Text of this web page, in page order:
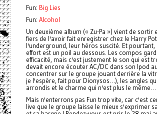
Fun: Big Lies
Fun: Alcohol
Un deuxième album (« Zu-Pa ») vient de sortir
fiers de l'avoir fait enregistrer chez le Harry
l'underground, leur héros suscité. Et pourtant,
effort est un poil au dessous. Les compos
efficacité, mais c'est justement le son qui est
devait encore écouter AC/DC dans son Ipod
concentrer sur le groupe jouant derrière la
je l'espère, fait pour Dionysos…), les angles
arrondis et le charme qui n'est plus le même…
Mais n'enterrons pas Fun trop vite, car c'est
live que le groupe laisse le mieux s'exprimer